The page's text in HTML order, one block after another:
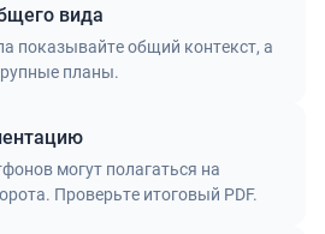
вида
показывайте общий контекст, а
планы.
могут полагаться на
Проверьте итоговый PDF.